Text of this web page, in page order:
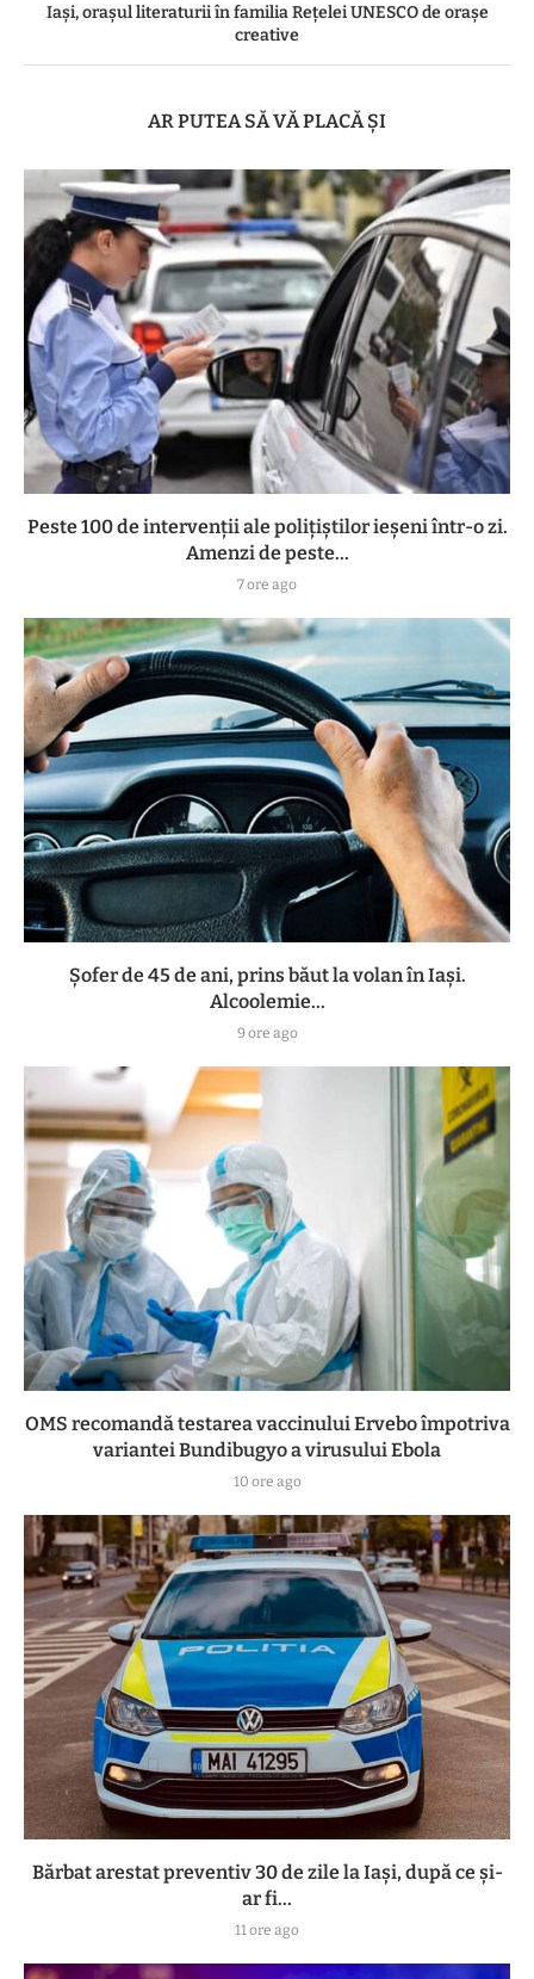
Iași, orașul literaturii în familia Rețelei UNESCO de orașe
creative
AR PUTEA SĂ VĂ PLACĂ ȘI
Peste 100 de intervenții ale polițiștilor ieșeni într-o zi.
Amenzi de peste...
7 ore ago
Șofer de 45 de ani, prins băut la volan în Iași.
Alcoolemie...
9 ore ago
OMS recomandă testarea vaccinului Ervebo împotriva
variantei Bundibugyo a virusului Ebola
10 ore ago
Bărbat arestat preventiv 30 de zile la Iași, după ce și-
ar fi...
11 ore ago